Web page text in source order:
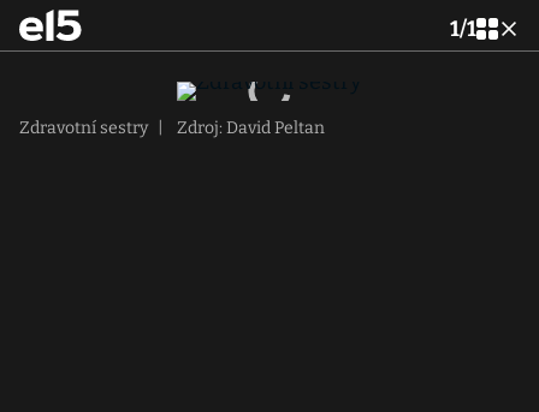
1/1
Zdravotní sestry Zdroj: David Peltan